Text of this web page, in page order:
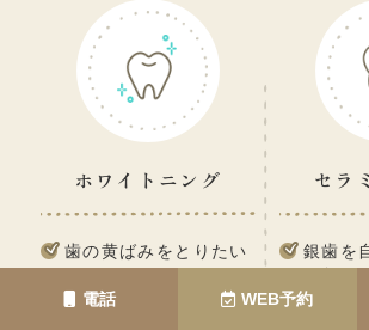
電話 WEB予約
ホワイトニング
歯の黄ばみをとりたい
歯を白くしたい
セラ
銀歯を
したい
むし歯